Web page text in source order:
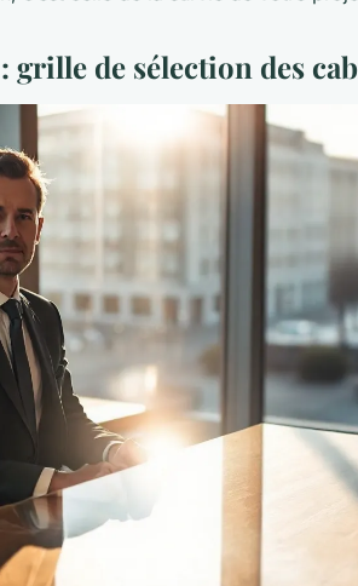
grille de sélection des